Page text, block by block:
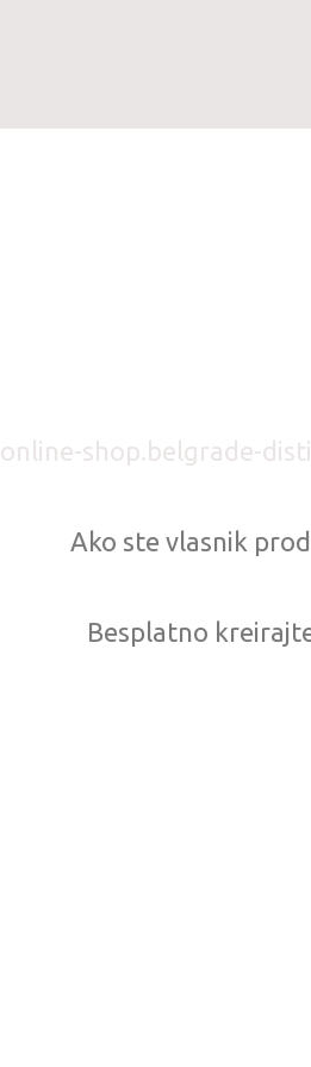
online-shop.belgrade-
Ako ste vlasnik
Besplatno